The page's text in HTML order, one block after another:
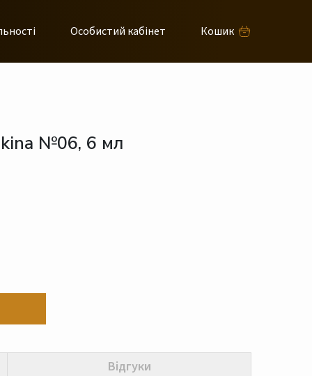
Особистий кабінет Кошик
№06, 6 мл
Відгуки